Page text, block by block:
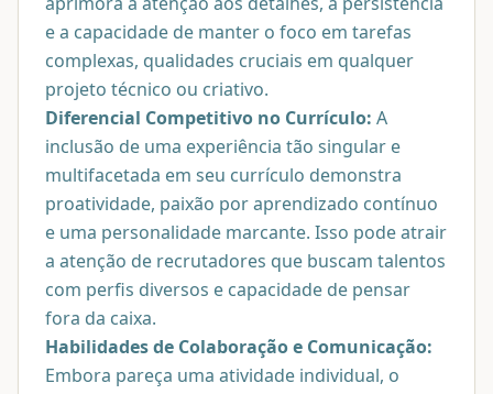
e a capacidade de manter o foco em tarefas
complexas, qualidades cruciais em qualquer
projeto técnico ou criativo.
Diferencial Competitivo no Currículo: A
inclusão de uma experiência tão singular e
multifacetada em seu currículo demonstra
proatividade, paixão por aprendizado contínuo
e uma personalidade marcante. Isso pode atrair
a atenção de recrutadores que buscam talentos
com perfis diversos e capacidade de pensar
fora da caixa.
Habilidades de Colaboração e Comunicação:
Embora pareça uma atividade individual, o